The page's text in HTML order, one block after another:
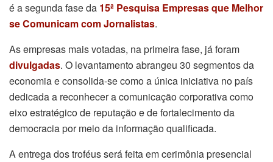
é a segunda fase da 15ª Pesquisa Empresas que Melhor
se Comunicam com Jornalistas.
As empresas mais votadas, na primeira fase, já foram
divulgadas. O levantamento abrangeu 30 segmentos da
economia e consolida-se como a única iniciativa no país
dedicada a reconhecer a comunicação corporativa como
eixo estratégico de reputação e de fortalecimento da
democracia por meio da informação qualificada.
A entrega dos troféus será feita em cerimônia presencial